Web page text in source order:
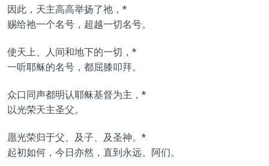
因此，天主高高举扬了祂，*
赐给祂一个名号，超越一切名号。
使天上、人间和地下的一切，*
一听耶稣的名号，都屈膝叩拜。
众口同声都明认耶稣基督为主，*
以光荣天主圣父。
愿光荣归于父、及子、及圣神。*
起初如何，今日亦然，直到永远。阿们。